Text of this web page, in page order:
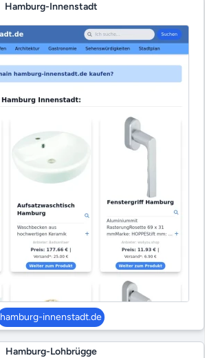
Hamburg-Innenstadt
hamburg-innenstadt.de
Hamburg-Lohbrügge